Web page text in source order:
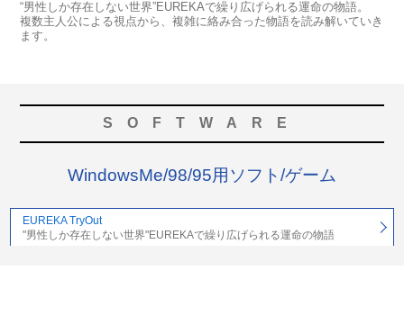
“男性しか存在しない世界”EUREKAで繰り広げられる運命の物語。
複数主人公による視点から、複雑に絡み合った物語を読み解いていき
ます。
SOFTWARE
WindowsMe/98/95用ソフト/ゲーム
EUREKA TryOut
"男性しか存在しない世界"EUREKAで繰り広げられる運命の物語